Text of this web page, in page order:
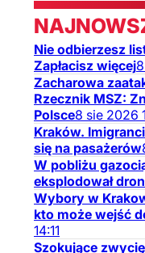
Nie odbierzesz
Zapłacisz więcej8
Zacharowa
Rzecznik MSZ:
Polsce8 sie 2026
Kraków.
się na pasażerów
W pobliżu
eksplodował dron
Wybory w
kto może wejść
14:11
Szokujące